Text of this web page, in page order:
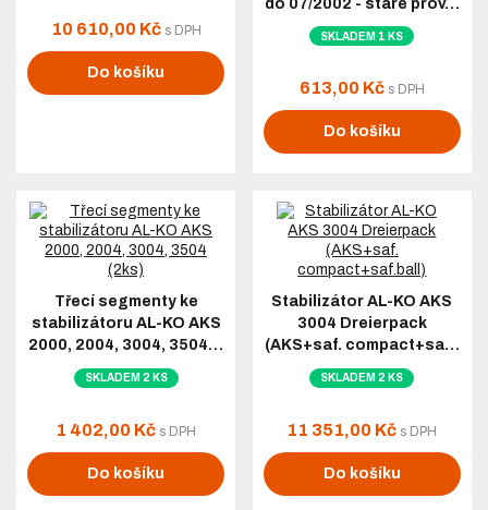
10 610,00 Kč s DPH
Do košíku
do 07/2002 - staré prov…
SKLADEM 1 KS
613,00 Kč s DPH
Do košíku
Třecí segmenty ke
stabilizátoru AL-KO AKS
2000, 2004, 3004, 3504…
SKLADEM 2 KS
1 402,00 Kč s DPH
Do košíku
Stabilizátor AL-KO AKS
3004 Dreierpack
(AKS+saf. compact+sa…
SKLADEM 2 KS
11 351,00 Kč s DPH
Do košíku